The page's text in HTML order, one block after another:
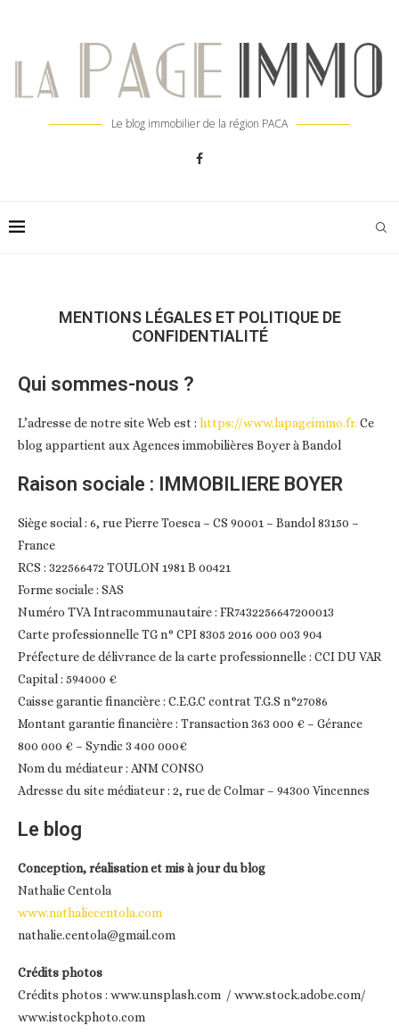
Le blog immobilier de la région PACA
MENTIONS LÉGALES ET POLITIQUE DE
CONFIDENTIALITÉ
Qui sommes-nous ?
L’adresse de notre site Web est : https://www.lapageimmo.fr. Ce
blog appartient aux Agences immobilières Boyer à Bandol
Raison sociale : IMMOBILIERE BOYER
Siège social : 6, rue Pierre Toesca – CS 90001 – Bandol 83150 –
France
RCS : 322566472 TOULON 1981 B 00421
Forme sociale : SAS
Numéro TVA Intracommunautaire : FR7432256647200013
Carte professionnelle TG n° CPI 8305 2016 000 003 904
Préfecture de délivrance de la carte professionnelle : CCI DU VAR
Capital : 594000 €
Caisse garantie financière : C.E.G.C contrat T.G.S n°27086
Montant garantie financière : Transaction 363 000 € – Gérance
800 000 € – Syndic 3 400 000€
Nom du médiateur : ANM CONSO
Adresse du site médiateur : 2, rue de Colmar – 94300 Vincennes
Le blog
Conception, réalisation et mis à jour du blog
Nathalie Centola
www.nathaliecentola.com
nathalie.centola@gmail.com
Crédits photos
Crédits photos : www.unsplash.com / www.stock.adobe.com/
www.istockphoto.com